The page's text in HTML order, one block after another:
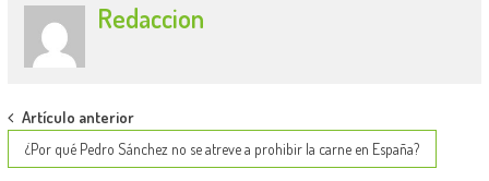
Redaccion
Post
navigation
Artículo anterior
¿Por qué Pedro Sánchez no se atreve a prohibir la carne en España?